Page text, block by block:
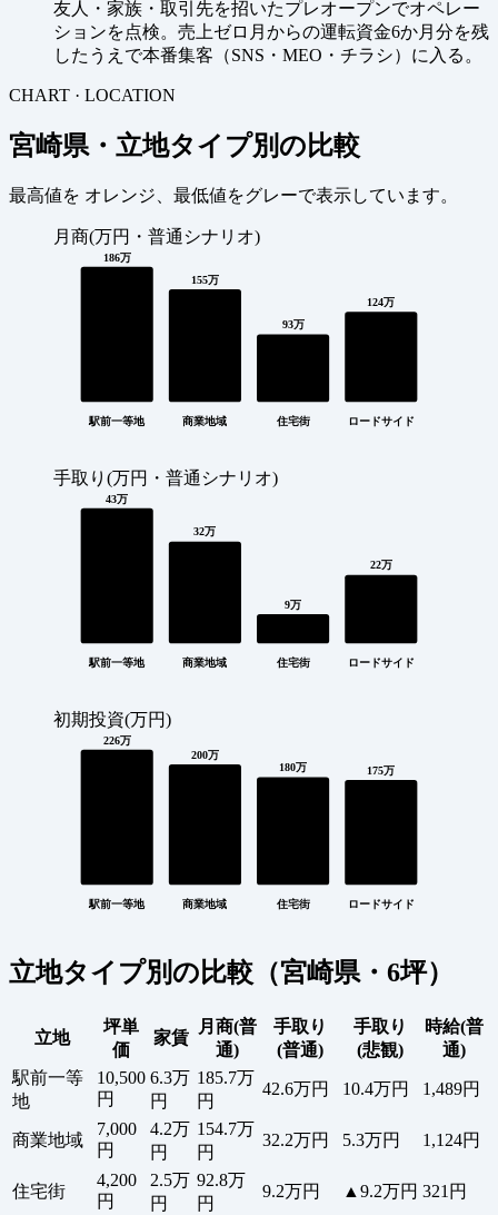
友人・家族・取引先を招いたプレオープンでオペレー
ションを点検。売上ゼロ月からの運転資金6か月分を残
したうえで本番集客（SNS・MEO・チラシ）に入る。
CHART · LOCATION
宮崎県・立地タイプ別の比較
最高値を オレンジ、最低値をグレーで表示しています。
月商(万円・普通シナリオ)
186万
駅前一等地
155万
商業地域
93万
住宅街
124万
ロードサイド
手取り(万円・普通シナリオ)
43万
駅前一等地
32万
商業地域
9万
住宅街
22万
ロードサイド
初期投資(万円)
226万
駅前一等地
200万
商業地域
180万
住宅街
175万
ロードサイド
立地タイプ別の比較（宮崎県・6坪）
立地
坪単
価
家賃
月商(普
通)
手取り
(普通)
手取り
(悲観)
時給(普
通)
駅前一等
地
10,500
円
6.3万
円
185.7万
円
42.6万円 10.4万円 1,489円
商業地域
7,000
円
4.2万
円
154.7万
円
32.2万円 5.3万円 1,124円
住宅街
4,200
円
2.5万
円
92.8万
円
9.2万円 ▲9.2万円 321円